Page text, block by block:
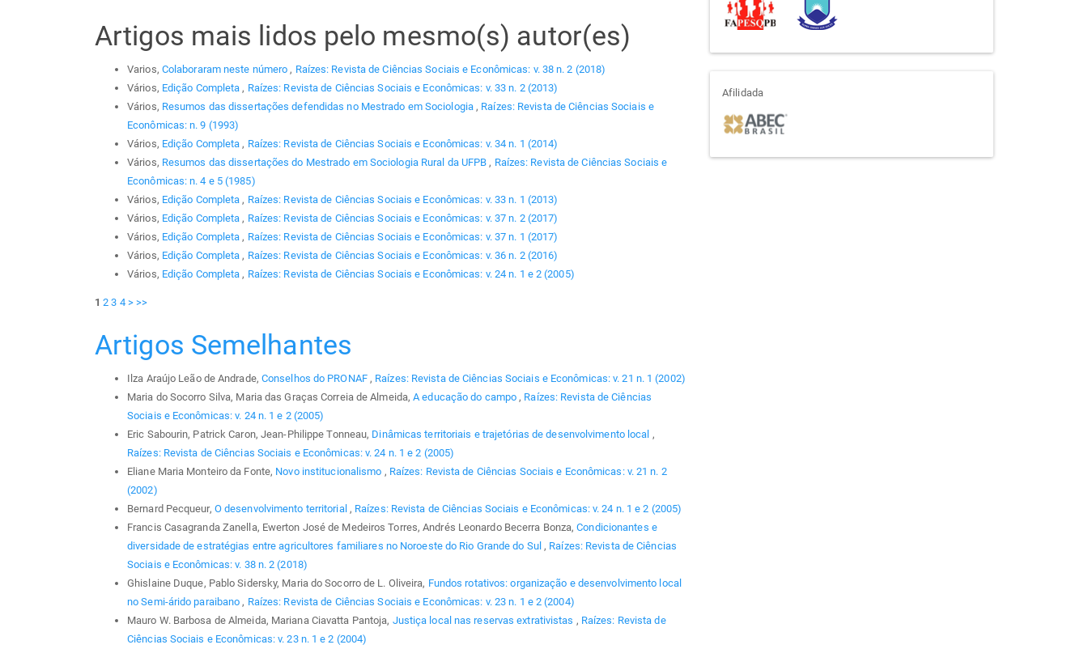
Artigos mais lidos pelo mesmo(s) autor(es)
Varios, Colaboraram neste número, Raízes: Revista de Ciências Sociais e Econômicas: v. 38 n. 2 (2018)
Vários, Edição Completa, Raízes: Revista de Ciências Sociais e Econômicas: v. 33 n. 2 (2013)
Vários, Resumos das dissertações defendidas no Mestrado em Sociologia, Raízes: Revista de Ciências Sociais e
Econômicas: n. 9 (1993)
Vários, Edição Completa, Raízes: Revista de Ciências Sociais e Econômicas: v. 34 n. 1 (2014)
Vários, Resumos das dissertações do Mestrado em Sociologia Rural da UFPB, Raízes: Revista de Ciências Sociais e
Econômicas: n. 4 e 5 (1985)
Vários, Edição Completa, Raízes: Revista de Ciências Sociais e Econômicas: v. 33 n. 1 (2013)
Vários, Edição Completa, Raízes: Revista de Ciências Sociais e Econômicas: v. 37 n. 2 (2017)
Vários, Edição Completa, Raízes: Revista de Ciências Sociais e Econômicas: v. 37 n. 1 (2017)
Vários, Edição Completa, Raízes: Revista de Ciências Sociais e Econômicas: v. 36 n. 2 (2016)
Vários, Edição Completa, Raízes: Revista de Ciências Sociais e Econômicas: v. 24 n. 1 e 2 (2005)
1 2 3 4 > >>
Artigos Semelhantes
Ilza Araújo Leão de Andrade, Conselhos do PRONAF , Raízes: Revista de Ciências Sociais e Econômicas: v. 21 n. 1 (2002)
Maria do Socorro Silva, Maria das Graças Correia de Almeida,A educação do campo, Raízes: Revista de Ciências
Sociais e Econômicas: v. 24 n. 1 e 2 (2005)
Eric Sabourin, Patrick Caron, Jean-Philippe Tonneau, Dinâmicas territoriais e trajetórias de desenvolvimento local ,
Raízes: Revista de Ciências Sociais e Econômicas: v. 24 n. 1 e 2 (2005)
Eliane Maria Monteiro da Fonte, Novo institucionalismo , Raízes: Revista de Ciências Sociais e Econômicas: v. 21 n. 2
(2002)
Bernard Pecqueur, O desenvolvimento territorial , Raízes: Revista de Ciências Sociais e Econômicas: v. 24 n. 1 e 2 (2005)
Francis Casagranda Zanella, Ewerton José de Medeiros Torres, Andrés Leonardo Becerra Bonza,Condicionantes e
diversidade de estratégias entre agricultores familiares no Noroeste do Rio Grande do Sul, Raízes: Revista de Ciências
Sociais e Econômicas: v. 38 n. 2 (2018)
Ghislaine Duque, Pablo Sidersky, Maria do Socorro de L. Oliveira, Fundos rotativos: organização e desenvolvimento local
no Semi-árido paraibano, Raízes: Revista de Ciências Sociais e Econômicas: v. 23 n. 1 e 2 (2004)
Mauro W. Barbosa de Almeida, Mariana Ciavatta Pantoja, Justiça local nas reservas extrativistas , Raízes: Revista de
Ciências Sociais e Econômicas: v. 23 n. 1 e 2 (2004)
afiliada
Afilidada